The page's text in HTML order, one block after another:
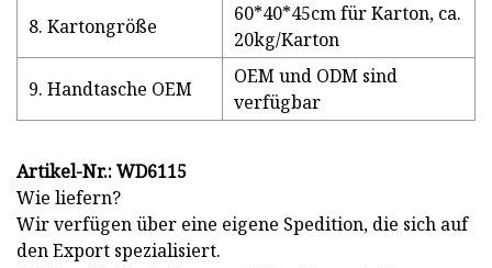
8. Kartongröße
60*40*45cm für Karton, ca.
20kg/Karton
9. Handtasche OEM
OEM und ODM sind
verfügbar
Artikel-Nr.: WD6115
Wie liefern?
Wir verfügen über eine eigene Spedition, die sich auf
den Export spezialisiert.